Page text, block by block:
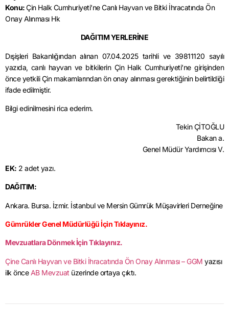
Konu:Çin Halk Cumhuriyeti’ne Canlı Hayvan ve Bitki İhracatında Ön
Onay Alınması Hk
DAĞITIM YERLERİNE
Dışişleri Bakanlığından alınan 07.04.2025 tarihli ve 39811120 sayılı
yazıda, canlı hayvan ve bitkilerin Çin Halk Cumhuriyeti’ne girişinden
önce yetkili Çin makamlarından ön onay alınması gerektiğinin belirtildiği
ifade edilmiştir.
Bilgi edinilmesini rica ederim.
Tekin ÇİTOĞLU
Bakan a.
Genel Müdür Yardımcısı V.
EK: 2 adet yazı.
DAĞITIM:
Ankara. Bursa. İzmir. İstanbul ve Mersin Gümrük Müşavirleri Derneğine
Gümrükler Genel Müdürlüğü İçin Tıklayınız.
Mevzuatlara Dönmek İçin Tıklayınız.
Çine Canlı Hayvan ve Bitki İhracatında Ön Onay Alınması – GGM yazısı
ilk önce AB Mevzuat üzerinde ortaya çıktı.